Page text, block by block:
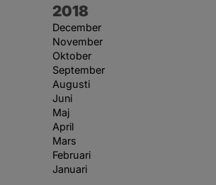
År:
2018
December
November
Oktober
September
Augusti
Juni
Maj
April
Mars
Februari
Januari